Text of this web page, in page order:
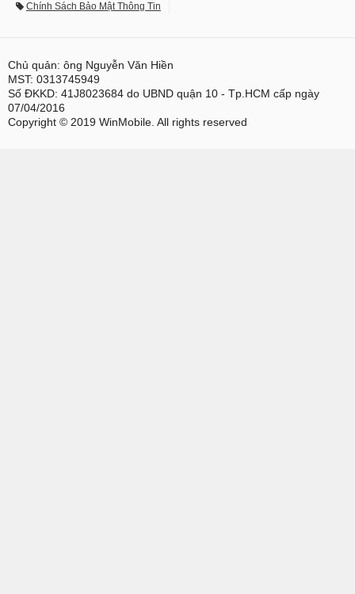
Chính Sách Bảo Mật Thông Tin
Chủ quản: ông Nguyễn Văn Hiền
MST: 0313745949
Số ĐKKD: 41J8023684 do UBND quận 10 - Tp.HCM cấp ngày
07/04/2016
Copyright © 2019 WinMobile. All rights reserved